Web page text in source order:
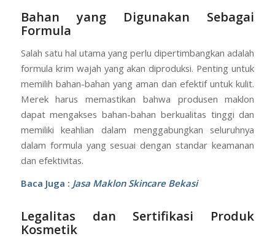
Bahan yang Digunakan Sebagai
Formula
Salah satu hal utama yang perlu dipertimbangkan adalah
formula krim wajah yang akan diproduksi. Penting untuk
memilih bahan-bahan yang aman dan efektif untuk kulit.
Merek harus memastikan bahwa produsen maklon
dapat mengakses bahan-bahan berkualitas tinggi dan
memiliki keahlian dalam menggabungkan seluruhnya
dalam formula yang sesuai dengan standar keamanan
dan efektivitas.
Baca Juga : Jasa Maklon Skincare Bekasi
Legalitas dan Sertifikasi Produk
Kosmetik